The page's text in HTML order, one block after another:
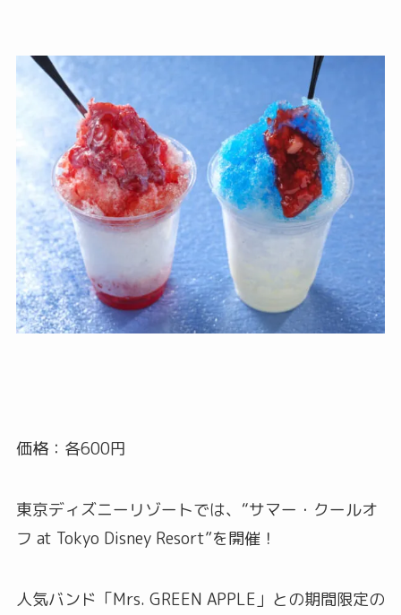
価格：各600円
東京ディズニーリゾートでは、“サマー・クールオ
フ at Tokyo Disney Resort”を開催！
人気バンド「Mrs. GREEN APPLE」との期間限定の